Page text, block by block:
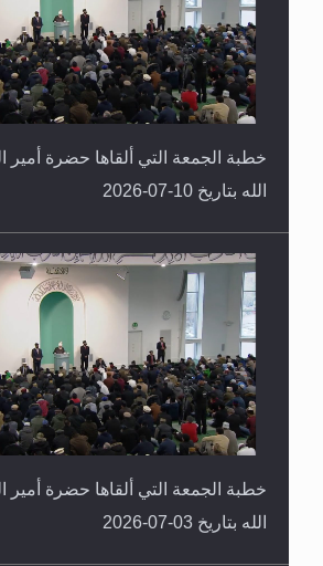
خطبة الجمعة التي ألقاها حضرة أمير
الله بتاريخ 10-07-2026
خطبة الجمعة التي ألقاها حضرة أمير
الله بتاريخ 03-07-2026